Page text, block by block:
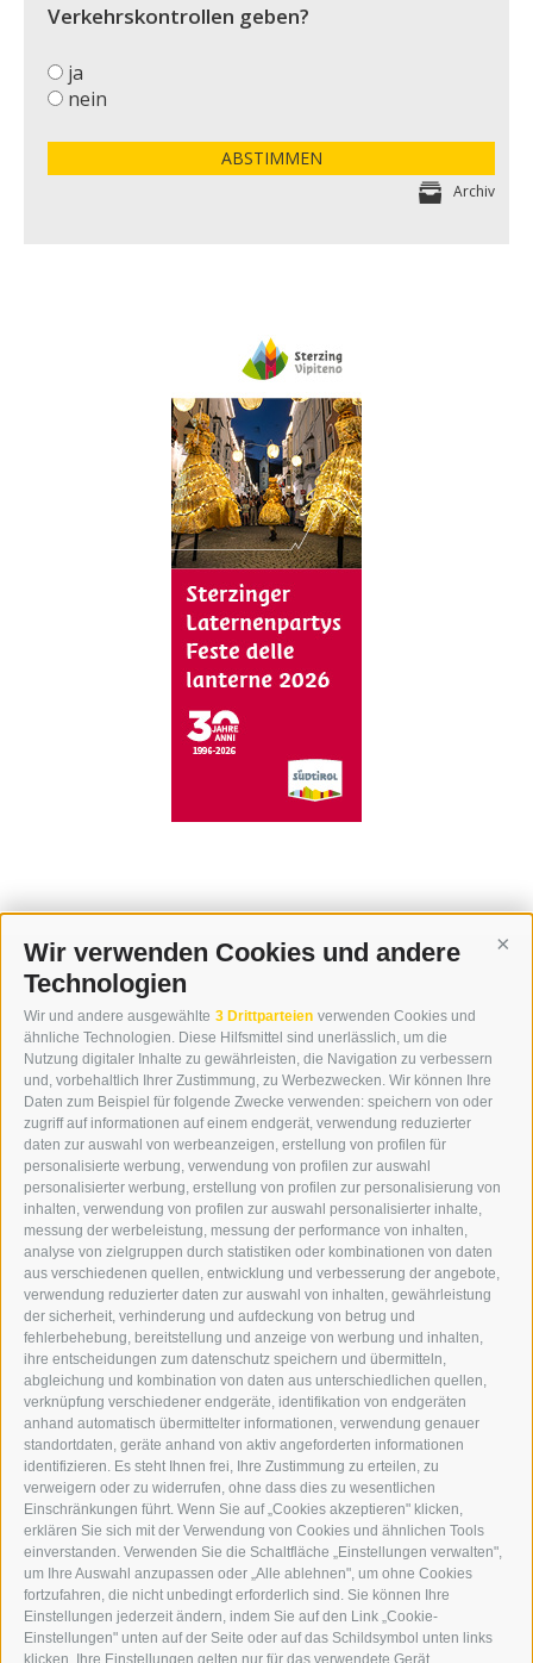
Wir verwenden Cookies und andere
Technologien
Wir und andere ausgewählte 3 Drittparteien verwenden Cookies und
ähnliche Technologien. Diese Hilfsmittel sind unerlässlich, um die
Nutzung digitaler Inhalte zu gewährleisten, die Navigation zu verbessern
und, vorbehaltlich Ihrer Zustimmung, zu Werbezwecken. Wir können Ihre
Daten zum Beispiel für folgende Zwecke verwenden: speichern von oder
zugriff auf informationen auf einem endgerät, verwendung reduzierter
daten zur auswahl von werbeanzeigen, erstellung von profilen für
personalisierte werbung, verwendung von profilen zur auswahl
personalisierter werbung, erstellung von profilen zur personalisierung von
inhalten, verwendung von profilen zur auswahl personalisierter inhalte,
messung der werbeleistung, messung der performance von inhalten,
analyse von zielgruppen durch statistiken oder kombinationen von daten
aus verschiedenen quellen, entwicklung und verbesserung der angebote,
verwendung reduzierter daten zur auswahl von inhalten, gewährleistung
der sicherheit, verhinderung und aufdeckung von betrug und
fehlerbehebung, bereitstellung und anzeige von werbung und inhalten,
ihre entscheidungen zum datenschutz speichern und übermitteln,
abgleichung und kombination von daten aus unterschiedlichen quellen,
verknüpfung verschiedener endgeräte, identifikation von endgeräten
anhand automatisch übermittelter informationen, verwendung genauer
standortdaten, geräte anhand von aktiv angeforderten informationen
identifizieren. Es steht Ihnen frei, Ihre Zustimmung zu erteilen, zu
verweigern oder zu widerrufen, ohne dass dies zu wesentlichen
Einschränkungen führt. Wenn Sie auf „Cookies akzeptieren" klicken,
erklären Sie sich mit der Verwendung von Cookies und ähnlichen Tools
einverstanden. Verwenden Sie die Schaltfläche „Einstellungen verwalten",
um Ihre Auswahl anzupassen oder „Alle ablehnen", um ohne Cookies
fortzufahren, die nicht unbedingt erforderlich sind. Sie können Ihre
Einstellungen jederzeit ändern, indem Sie auf den Link „Cookie-
Einstellungen" unten auf der Seite oder auf das Schildsymbol unten links
klicken. Ihre Einstellungen gelten nur für das verwendete Gerät.
Verkehrskontrollen geben?
ja
nein
ABSTIMMEN
Archiv
KONTAKT
WIPP-MEDIA GMBH
DER ERKER
NEUSTADT 20A
I-39049 STERZING
TEL.: +39 0472 766876
GRAFIK@DERERKER.IT
INFO@DERERKER.IT
BARBARA.FONTANA@DERERKER.IT
DER ERKER
WERBEN IM ERKER
ONLINE-WERBUNG
SEPA-DAUERAUFTRAG
REGELN LESERKOMMENTARE
ONLINE VOTING
SERVICE
VERANSTALTUNGSKALENDER
KLEINANZEIGER
NÜTZLICHE LINKS
WETTER
WEBCAM